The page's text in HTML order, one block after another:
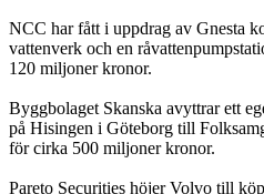
NCC har fått i uppdrag av Gnesta
vattenverk och en
120 miljoner kronor.
Byggbolaget Skanska avyttrar ett
på Hisingen i Göteborg till
för cirka 500 miljoner kronor.
Pareto Securities höjer Volvo till